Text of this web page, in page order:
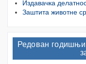
Издавачка
Заштита животне
Редован годишњи